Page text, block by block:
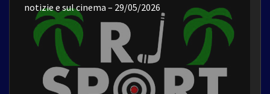
notizie e sul cinema – 29/05/2026